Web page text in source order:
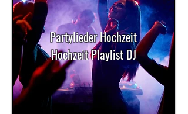
Partylieder Hochzeit
Hochzeit Playlist DJ